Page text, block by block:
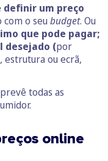
definir um preço
o seu budget. Ou
que pode pagar;
desejado (por
estrutura ou ecrã,
todas as
online